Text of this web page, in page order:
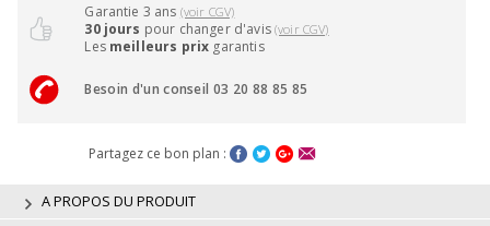
Garantie 3 ans (voir CGV)
30 jours pour changer d'avis(voir CGV)
Les meilleurs prix garantis
Besoin d'un conseil 03 20 88 85 85
Partagez ce bon plan :
A PROPOS DU PRODUIT